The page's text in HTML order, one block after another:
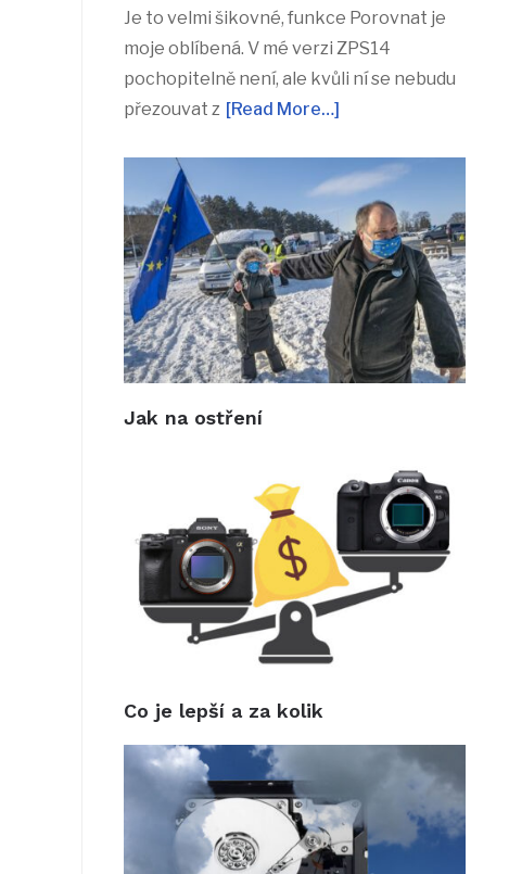
Je to velmi šikovné, funkce Porovnat je
moje oblíbená. V mé verzi ZPS14
pochopitelně není, ale kvůli ní se nebudu
přezouvat z [Read More…]
Jak na ostření
Co je lepší a za kolik